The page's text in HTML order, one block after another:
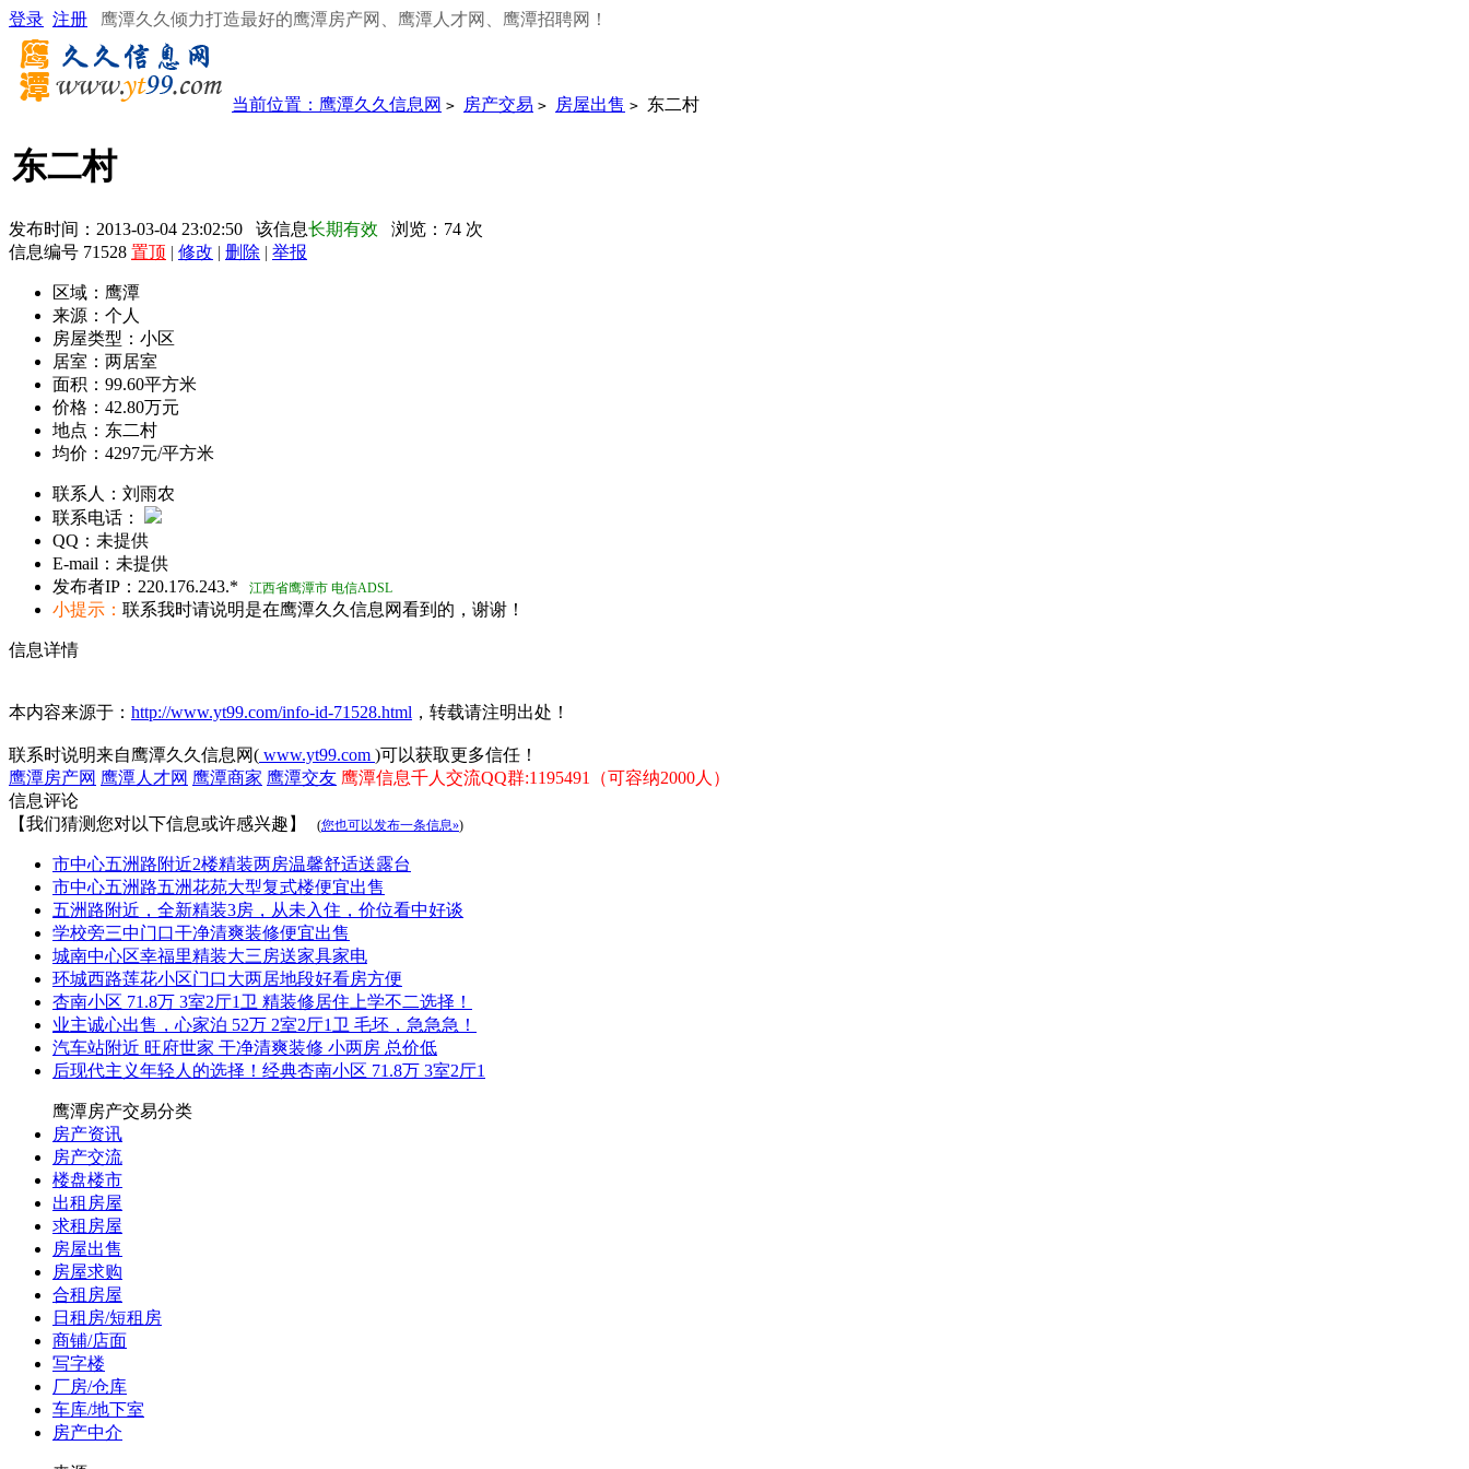
登录 注册 鹰潭久久倾力打造最好的鹰潭房产网、鹰潭人才网、鹰潭招聘网！
当前位置： 鹰潭久久信息网 > 房产交易 > 房屋出售 > 东二村
东二村
发布时间：2013-03-04 23:02:50 该信息长期有效 浏览： 74 次
信息编号 71528 置顶 | 修改 | 删除 | 举报
区域： 鹰潭
来源： 个人
房屋类型： 小区
居室： 两居室
面积： 99.60平方米
价格： 42.80万元
地点： 东二村
均价： 4297元/平方米
联系人： 刘雨农
联系电话：
QQ： 未提供
E-mail： 未提供
发布者IP： 220.176.243.* 江西省鹰潭市 电信ADSL
小提示： 联系我时请说明是在鹰潭久久信息网看到的，谢谢！
信息详情
本内容来源于： http://www.yt99.com/info-id-71528.html ，转载请注明出处！
联系时说明来自鹰潭久久信息网( www.yt99.com )可以获取更多信任！
鹰潭房产网 鹰潭人才网 鹰潭商家 鹰潭交友 鹰潭信息千人交流QQ群:1195491（可容纳2000人）
信息评论
【我们猜测您对以下信息或许感兴趣】
(您也可以发布一条信息»)
市中心五洲路附近2楼精装两房温馨舒适送露台
市中心五洲路五洲花苑大型复式楼便宜出售
五洲路附近，全新精装3房，从未入住，价位看中好谈
学校旁三中门口干净清爽装修便宜出售
城南中心区幸福里精装大三房送家具家电
环城西路莲花小区门口大两居地段好看房方便
杏南小区 71.8万 3室2厅1卫 精装修居住上学不二选择！
业主诚心出售，心家泊 52万 2室2厅1卫 毛坯，急急急！
汽车站附近 旺府世家 干净清爽装修 小两房 总价低
后现代主义年轻人的选择！经典杏南小区 71.8万 3室2厅1
鹰潭房产交易分类
房产资讯
房产交流
楼盘楼市
出租房屋
求租房屋
房屋出售
房屋求购
合租房屋
日租房/短租房
商铺/店面
写字楼
厂房/仓库
车库/地下室
房产中介